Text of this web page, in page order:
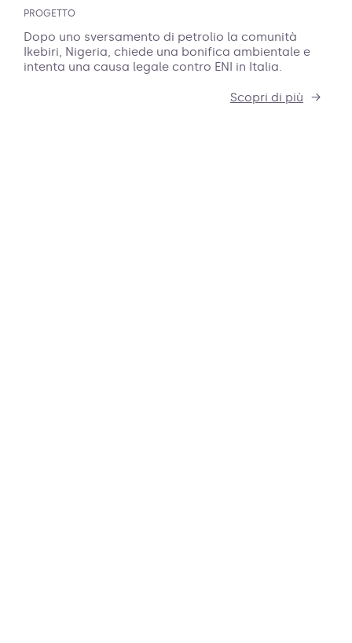
PROGETTO
Dopo uno sversamento di petrolio la comunità
Ikebiri, Nigeria, chiede una bonifica ambientale e
intenta una causa legale contro ENI in Italia.
Scopri di più